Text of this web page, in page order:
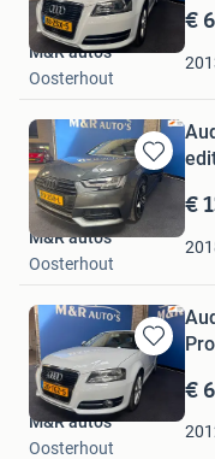
in
Mijn
Favorieten
€
M&R auto's
Oosterhout
Bewaren
in
Mijn
Favorieten
€
M&R auto's
Oosterhout
Bewaren
in
Mijn
Favorieten
€
M&R auto's
Oosterhout